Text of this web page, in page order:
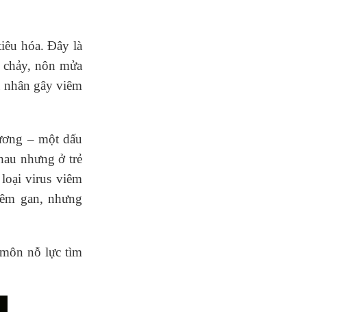
hóa. Đây là
nôn mửa
gây viêm
– một dấu
nhưng ở trẻ
virus viêm
gan, nhưng
nỗ lực tìm